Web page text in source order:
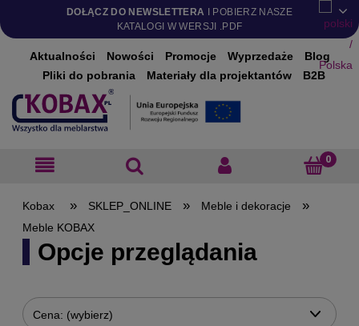
DOŁĄCZ DO NEWSLETTERA I POBIERZ NASZE
KATALOGI W WERSJI .PDF
Aktualności Nowości Promocje Wyprzedaże
Blog
Pliki do pobrania
Materiały dla projektantów B2B
» SKLEP_ONLINE » Meble i dekoracje »
Meble KOBAX
Opcje przeglądania
Cena: (wybierz)